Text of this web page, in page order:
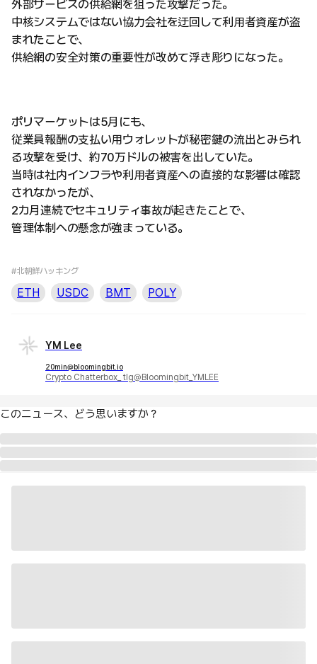
外部サービスの供給網を狙った攻撃だった。
中核システムではない協力会社を迂回して利用者資産が盗
まれたことで、
供給網の安全対策の重要性が改めて浮き彫りになった。
ポリマーケットは5月にも、
従業員報酬の支払い用ウォレットが秘密鍵の流出とみられ
る攻撃を受け、約70万ドルの被害を出していた。
当時は社内インフラや利用者資産への直接的な影響は確認
されなかったが、
2カ月連続でセキュリティ事故が起きたことで、
管理体制への懸念が強まっている。
#北朝鮮ハッキング
ETH USDC BMT POLY
YM Lee
20min@bloomingbit.io
Crypto Chatterbox_ tlg@Bloomingbit_YMLEE
このニュース、どう思いますか？